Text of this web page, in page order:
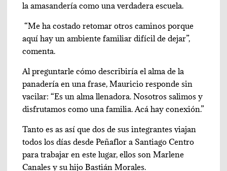
la amasandería como una verdadera escuela.
“Me ha costado retomar otros caminos porque
aquí hay un ambiente familiar difícil de dejar”,
comenta.
Al preguntarle cómo describiría el alma de la
panadería en una frase, Mauricio responde sin
vacilar: “Es un alma llenadora. Nosotros salimos y
disfrutamos como una familia. Acá hay conexión.”
Tanto es as así que dos de sus integrantes viajan
todos los días desde Peñaflor a Santiago Centro
para trabajar en este lugar, ellos son Marlene
Canales y su hijo Bastián Morales.